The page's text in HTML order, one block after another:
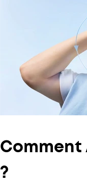
?